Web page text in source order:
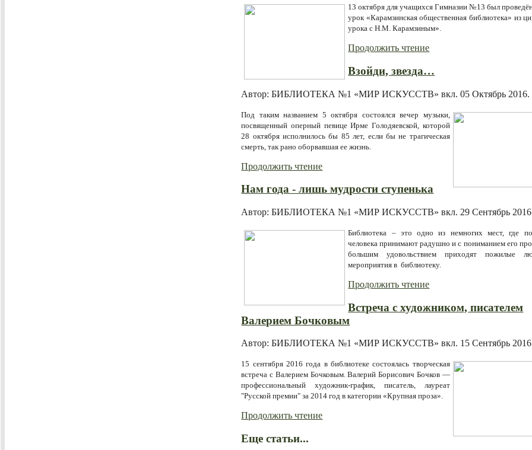
13 октября для учащихся Гимназии №13 был
урок «Карамзинская общественная библиотека» из
урока с Н.М. Карамзиным».
Продолжить чтение
Взойди, звезда…
Автор: БИБЛИОТЕКА №1 «МИР ИСКУССТВ» вкл.05 Октябрь 2016.
Под таким названием 5 октября состоялся вечер музыки,
посвященный оперный певице Ирме Голодяевской, которой
28 октября исполнилось бы 85 лет, если бы не трагическая
смерть, так рано оборвавшая ее жизнь.
Продолжить чтение
Нам года - лишь мудрости ступенька
Автор: БИБЛИОТЕКА №1 «МИР ИСКУССТВ» вкл. 29 Сентябрь 2016
Библиотека – это одно из немногих мест, где
человека принимают радушно и с пониманием его
большим удовольствием приходят пожилые
мероприятия в библиотеку.
Продолжить чтение
Встреча с художником, писателем
Валерием Бочковым
Автор: БИБЛИОТЕКА №1 «МИР ИСКУССТВ» вкл. 15 Сентябрь 2016
15 сентября 2016 года в библиотеке состоялась творческая
встреча с Валерием Бочковым.Валерий Борисович Бочков —
профессиональный художник-график, писатель, лауреат
"Русской премии" за 2014 год в категории «Крупная проза».
Продолжить чтение
Еще статьи...